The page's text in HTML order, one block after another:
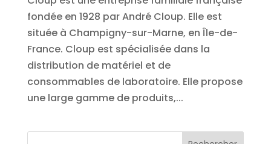
fondée en 1928 par André Cloup. Elle est
située à Champigny-sur-Marne, en Île-de-
France. Cloup est spécialisée dans la
distribution de matériel et de
consommables de laboratoire. Elle propose
une large gamme de produits,...